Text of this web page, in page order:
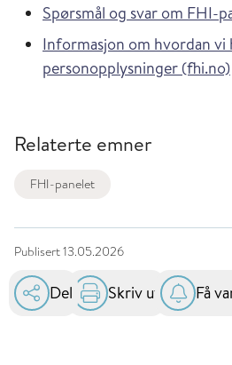
Spørsmål og svar om FHI-
Informasjon om hvordan vi
personopplysninger (fhi.no)
Relaterte emner
FHI-panelet
Publisert13.05.2026
Del Skriv ut Få